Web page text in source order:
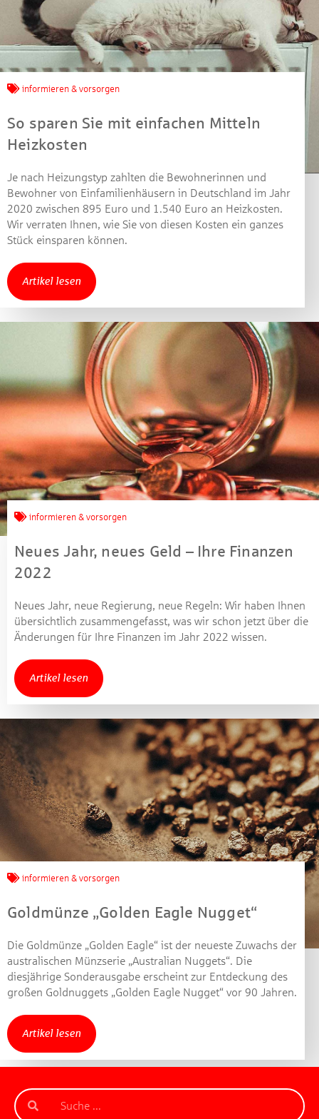
informieren & vorsorgen
So sparen Sie mit einfachen Mitteln
Heizkosten
Je nach Heizungstyp zahlten die Bewohnerinnen und
Bewohner von Einfamilienhäusern in Deutschland im Jahr
2020 zwischen 895 Euro und 1.540 Euro an Heizkosten.
Wir verraten Ihnen, wie Sie von diesen Kosten ein ganzes
Stück einsparen können.
Artikel lesen
informieren & vorsorgen
Neues Jahr, neues Geld – Ihre Finanzen
2022
Neues Jahr, neue Regierung, neue Regeln: Wir haben Ihnen
übersichtlich zusammengefasst, was wir schon jetzt über die
Änderungen für Ihre Finanzen im Jahr 2022 wissen.
Artikel lesen
informieren & vorsorgen
Goldmünze „Golden Eagle Nugget“
Die Goldmünze „Golden Eagle“ ist der neueste Zuwachs der
australischen Münzserie „Australian Nuggets“. Die
diesjährige Sonderausgabe erscheint zur Entdeckung des
großen Goldnuggets „Golden Eagle Nugget“ vor 90 Jahren.
Artikel lesen
Jetzt mitmachen und
gewinnen!
Dezember 2021 verlosen wir 10 Gutscheine des
Treffpunkt Gold der Kreissparkasse Göppingen im Wert
von je 30 Euro.
Beantworten Sie einfach folgende Frage:
Welches Jubiläum feiert die Kreissparkasse
Göppingen in diesem Jahr?
Gewinnspiel geschlossen